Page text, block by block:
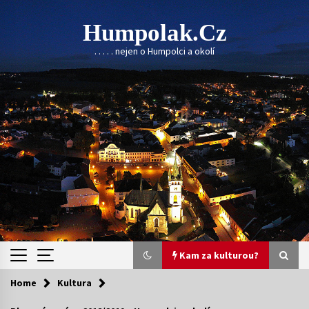
Skip
to
content
Humpolak.cz
. . . . . nejen o Humpolci a okolí
Kam za kulturou?
Kam za kulturou?
Home Kultura